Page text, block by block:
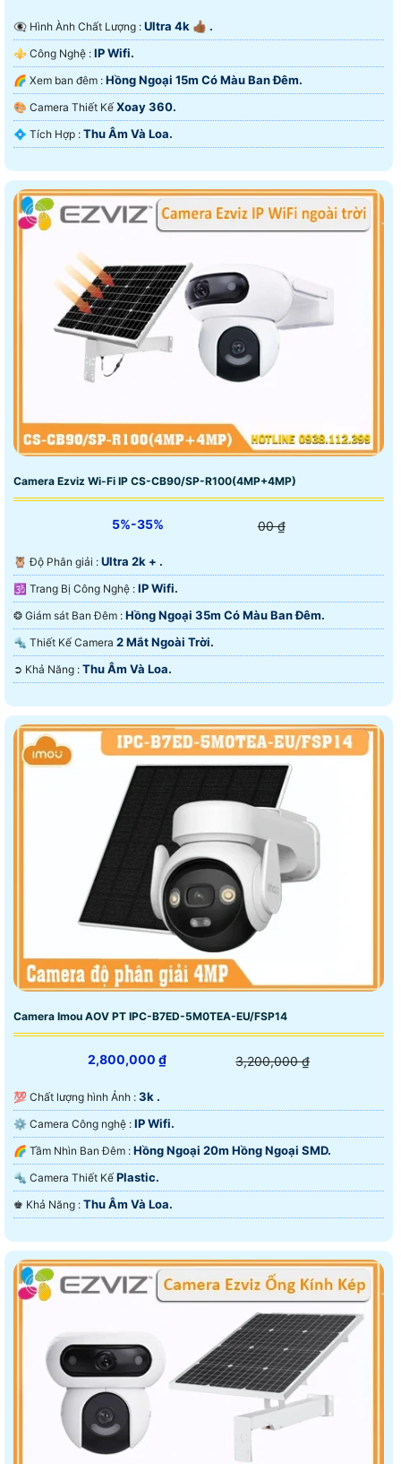
👁️‍🗨 Hình Ành Chất Lượng : Ultra 4k 👍🏾 .
⚜️ Công Nghệ : IP Wifi.
🌈 Xem ban đêm : Hồng Ngoại 15m Có Màu Ban Ðêm.
🎨 Camera Thiết Kế Xoay 360.
️💠 Tích Hợp : Thu Âm Và Loa.
Camera Ezviz Wi-Fi IP CS-CB90/SP-R100(4MP+4MP)
5%-35% 00 ₫
🦉 Độ Phân giải : Ultra 2k + .
🕉️ Trang Bị Công Nghệ : IP Wifi.
❂ Giám sát Ban Đêm : Hồng Ngoại 35m Có Màu Ban Ðêm.
🔩 Thiết Kế Camera 2 Mắt Ngoài Trời.
️➲ Khả Năng : Thu Âm Và Loa.
Camera Imou AOV PT IPC-B7ED-5M0TEA-EU/FSP14
2,800,000 ₫ 3,200,000 ₫
💯 Chất lượng hình Ảnh : 3k .
⚙ Camera Công nghệ : IP Wifi.
🌈 Tầm Nhìn Ban Đêm : Hồng Ngoại 20m Hồng Ngoại SMD.
🔩 Camera Thiết Kế Plastic.
️♚ Khả Năng : Thu Âm Và Loa.